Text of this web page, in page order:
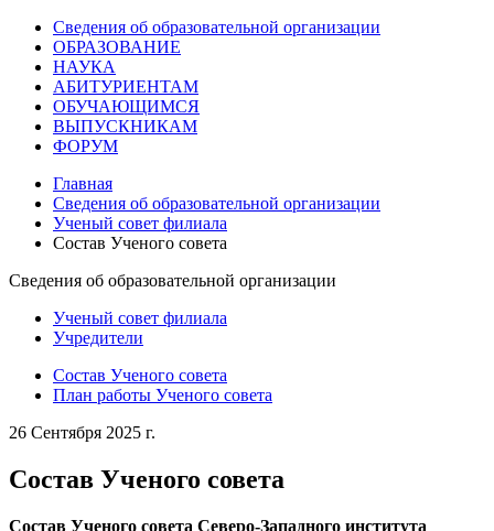
Сведения об образовательной организации
ОБРАЗОВАНИЕ
НАУКА
АБИТУРИЕНТАМ
ОБУЧАЮЩИМСЯ
ВЫПУСКНИКАМ
ФОРУМ
Главная
Сведения об образовательной организации
Ученый совет филиала
Состав Ученого совета
Сведения об образовательной организации
Ученый совет филиала
Учредители
Состав Ученого совета
План работы Ученого совета
26 Сентября 2025 г.
Состав Ученого совета
Состав Ученого совета Северо-Западного института